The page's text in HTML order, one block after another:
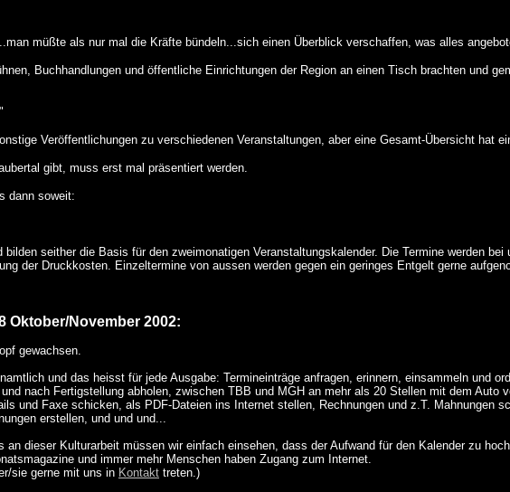
müßte als nur mal die Kräfte bündeln...sich einen Überblick verschaffen, was alles
Buchhandlungen und öffentliche Einrichtungen der Region an einen Tisch brachten und
Veröffentlichungen zu verschiedenen Veranstaltungen, aber eine Gesamt-Übersicht hat
gibt, muss erst mal präsentiert werden.
dann soweit:
seither die Basis für den zweimonatigen Veranstaltungskalender. Die Termine werden bei
der Druckkosten. Einzeltermine von aussen werden gegen ein geringes Entgelt gerne
Oktober/November 2002:
gewachsen.
und das heisst für jede Ausgabe: Termineinträge anfragen, erinnern, einsammeln und
nach Fertigstellung abholen, zwischen TBB und MGH an mehr als 20 Stellen mit dem Auto
und Faxe schicken, als PDF-Dateien ins Internet stellen, Rechnungen und z.T. Mahnungen
erstellen, und und und...
dieser Kulturarbeit müssen wir einfach einsehen, dass der Aufwand für den Kalender zu
und immer mehr Menschen haben Zugang zum Internet.
sie gerne mit uns in Kontakt treten.)